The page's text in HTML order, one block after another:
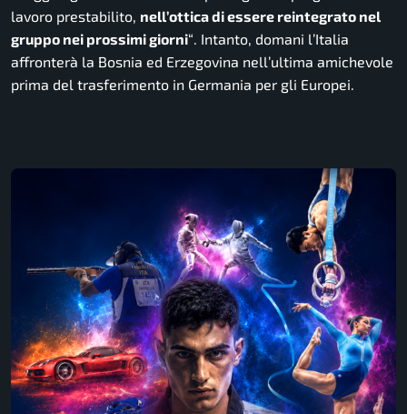
lavoro prestabilito, nell’ottica di essere reintegrato nel
gruppo nei prossimi giorni“. Intanto, domani l’Italia
affronterà la Bosnia ed Erzegovina nell’ultima amichevole
prima del trasferimento in Germania per gli Europei.